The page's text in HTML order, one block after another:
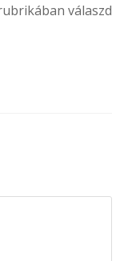
válaszd